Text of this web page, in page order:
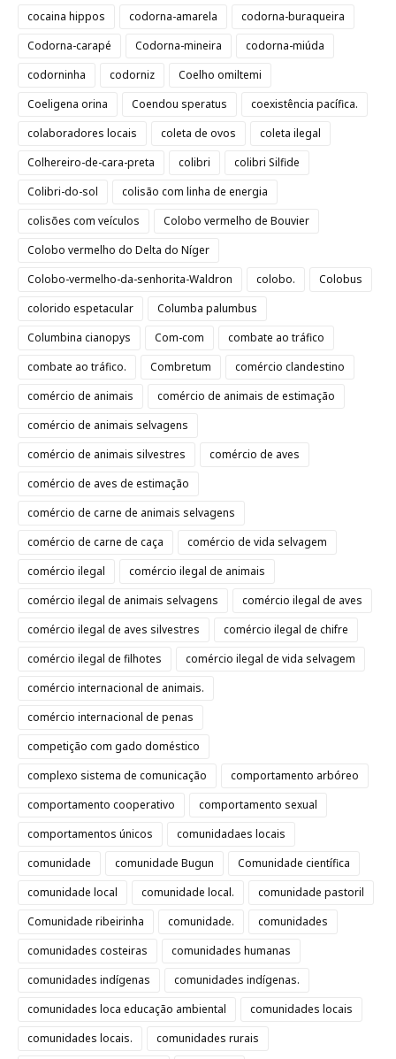
cocaina hippos
codorna-amarela
codorna-buraqueira
Codorna-carapé
Codorna-mineira
codorna-miúda
codorninha
codorniz
Coelho omiltemi
Coeligena orina
Coendou speratus
coexistência pacífica.
colaboradores locais
coleta de ovos
coleta ilegal
Colhereiro-de-cara-preta
colibri
colibri Silfide
Colibri-do-sol
colisão com linha de energia
colisões com veículos
Colobo vermelho de Bouvier
Colobo vermelho do Delta do Níger
Colobo-vermelho-da-senhorita-Waldron
colobo.
Colobus
colorido espetacular
Columba palumbus
Columbina cianopys
Com-com
combate ao tráfico
combate ao tráfico.
Combretum
comércio clandestino
comércio de animais
comércio de animais de estimação
comércio de animais selvagens
comércio de animais silvestres
comércio de aves
comércio de aves de estimação
comércio de carne de animais selvagens
comércio de carne de caça
comércio de vida selvagem
comércio ilegal
comércio ilegal de animais
comércio ilegal de animais selvagens
comércio ilegal de aves
comércio ilegal de aves silvestres
comércio ilegal de chifre
comércio ilegal de filhotes
comércio ilegal de vida selvagem
comércio internacional de animais.
comércio internacional de penas
competição com gado doméstico
complexo sistema de comunicação
comportamento arbóreo
comportamento cooperativo
comportamento sexual
comportamentos únicos
comunidadaes locais
comunidade
comunidade Bugun
Comunidade científica
comunidade local
comunidade local.
comunidade pastoril
Comunidade ribeirinha
comunidade.
comunidades
comunidades costeiras
comunidades humanas
comunidades indígenas
comunidades indígenas.
comunidades loca educação ambiental
comunidades locais
comunidades locais.
comunidades rurais